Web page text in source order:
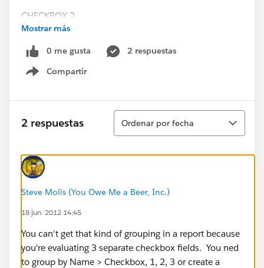
CHECKBOX 2
- Justine Hall
CHECKBOX 3
- Justine Hall
- Mark Smith
Mostrar más
0 me gusta
2 respuestas
Compartir
Show menu
2 respuestas
Ordenar
Ordenar por fecha
Steve Molis (You Owe Me a Beer, Inc.)
18 jun. 2012 14:45
You can't get that kind of grouping in a report because
you're evaluating 3 separate checkbox fields. You ned
to group by Name > Checkbox, 1, 2, 3 or create a